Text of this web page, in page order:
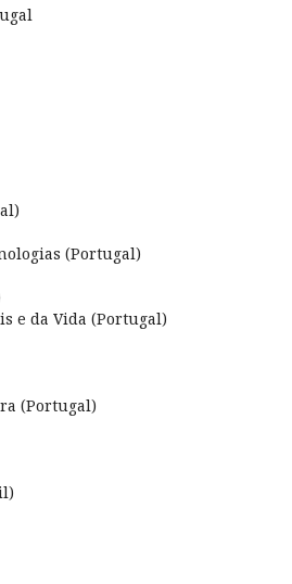
(Portugal)
e da Vida (Portugal)
(Portugal)